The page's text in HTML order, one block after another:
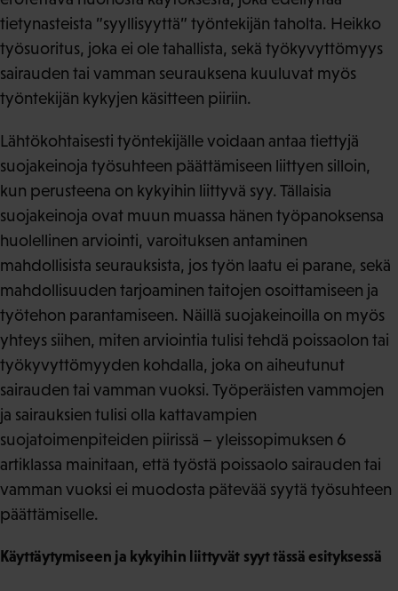
tietynasteista ”syyllisyyttä” työntekijän taholta. Heikko
työsuoritus, joka ei ole tahallista, sekä työkyvyttömyys
sairauden tai vamman seurauksena kuuluvat myös
työntekijän kykyjen käsitteen piiriin.
Lähtökohtaisesti työntekijälle voidaan antaa tiettyjä
suojakeinoja työsuhteen päättämiseen liittyen silloin,
kun perusteena on kykyihin liittyvä syy. Tällaisia
suojakeinoja ovat muun muassa hänen työpanoksensa
huolellinen arviointi, varoituksen antaminen
mahdollisista seurauksista, jos työn laatu ei parane, sekä
mahdollisuuden tarjoaminen taitojen osoittamiseen ja
työtehon parantamiseen. Näillä suojakeinoilla on myös
yhteys siihen, miten arviointia tulisi tehdä poissaolon tai
työkyvyttömyyden kohdalla, joka on aiheutunut
sairauden tai vamman vuoksi. Työperäisten vammojen
ja sairauksien tulisi olla kattavampien
suojatoimenpiteiden piirissä – yleissopimuksen 6
artiklassa mainitaan, että työstä poissaolo sairauden tai
vamman vuoksi ei muodosta pätevää syytä työsuhteen
päättämiselle.
Käyttäytymiseen ja kykyihin liittyvät syyt tässä esityksessä